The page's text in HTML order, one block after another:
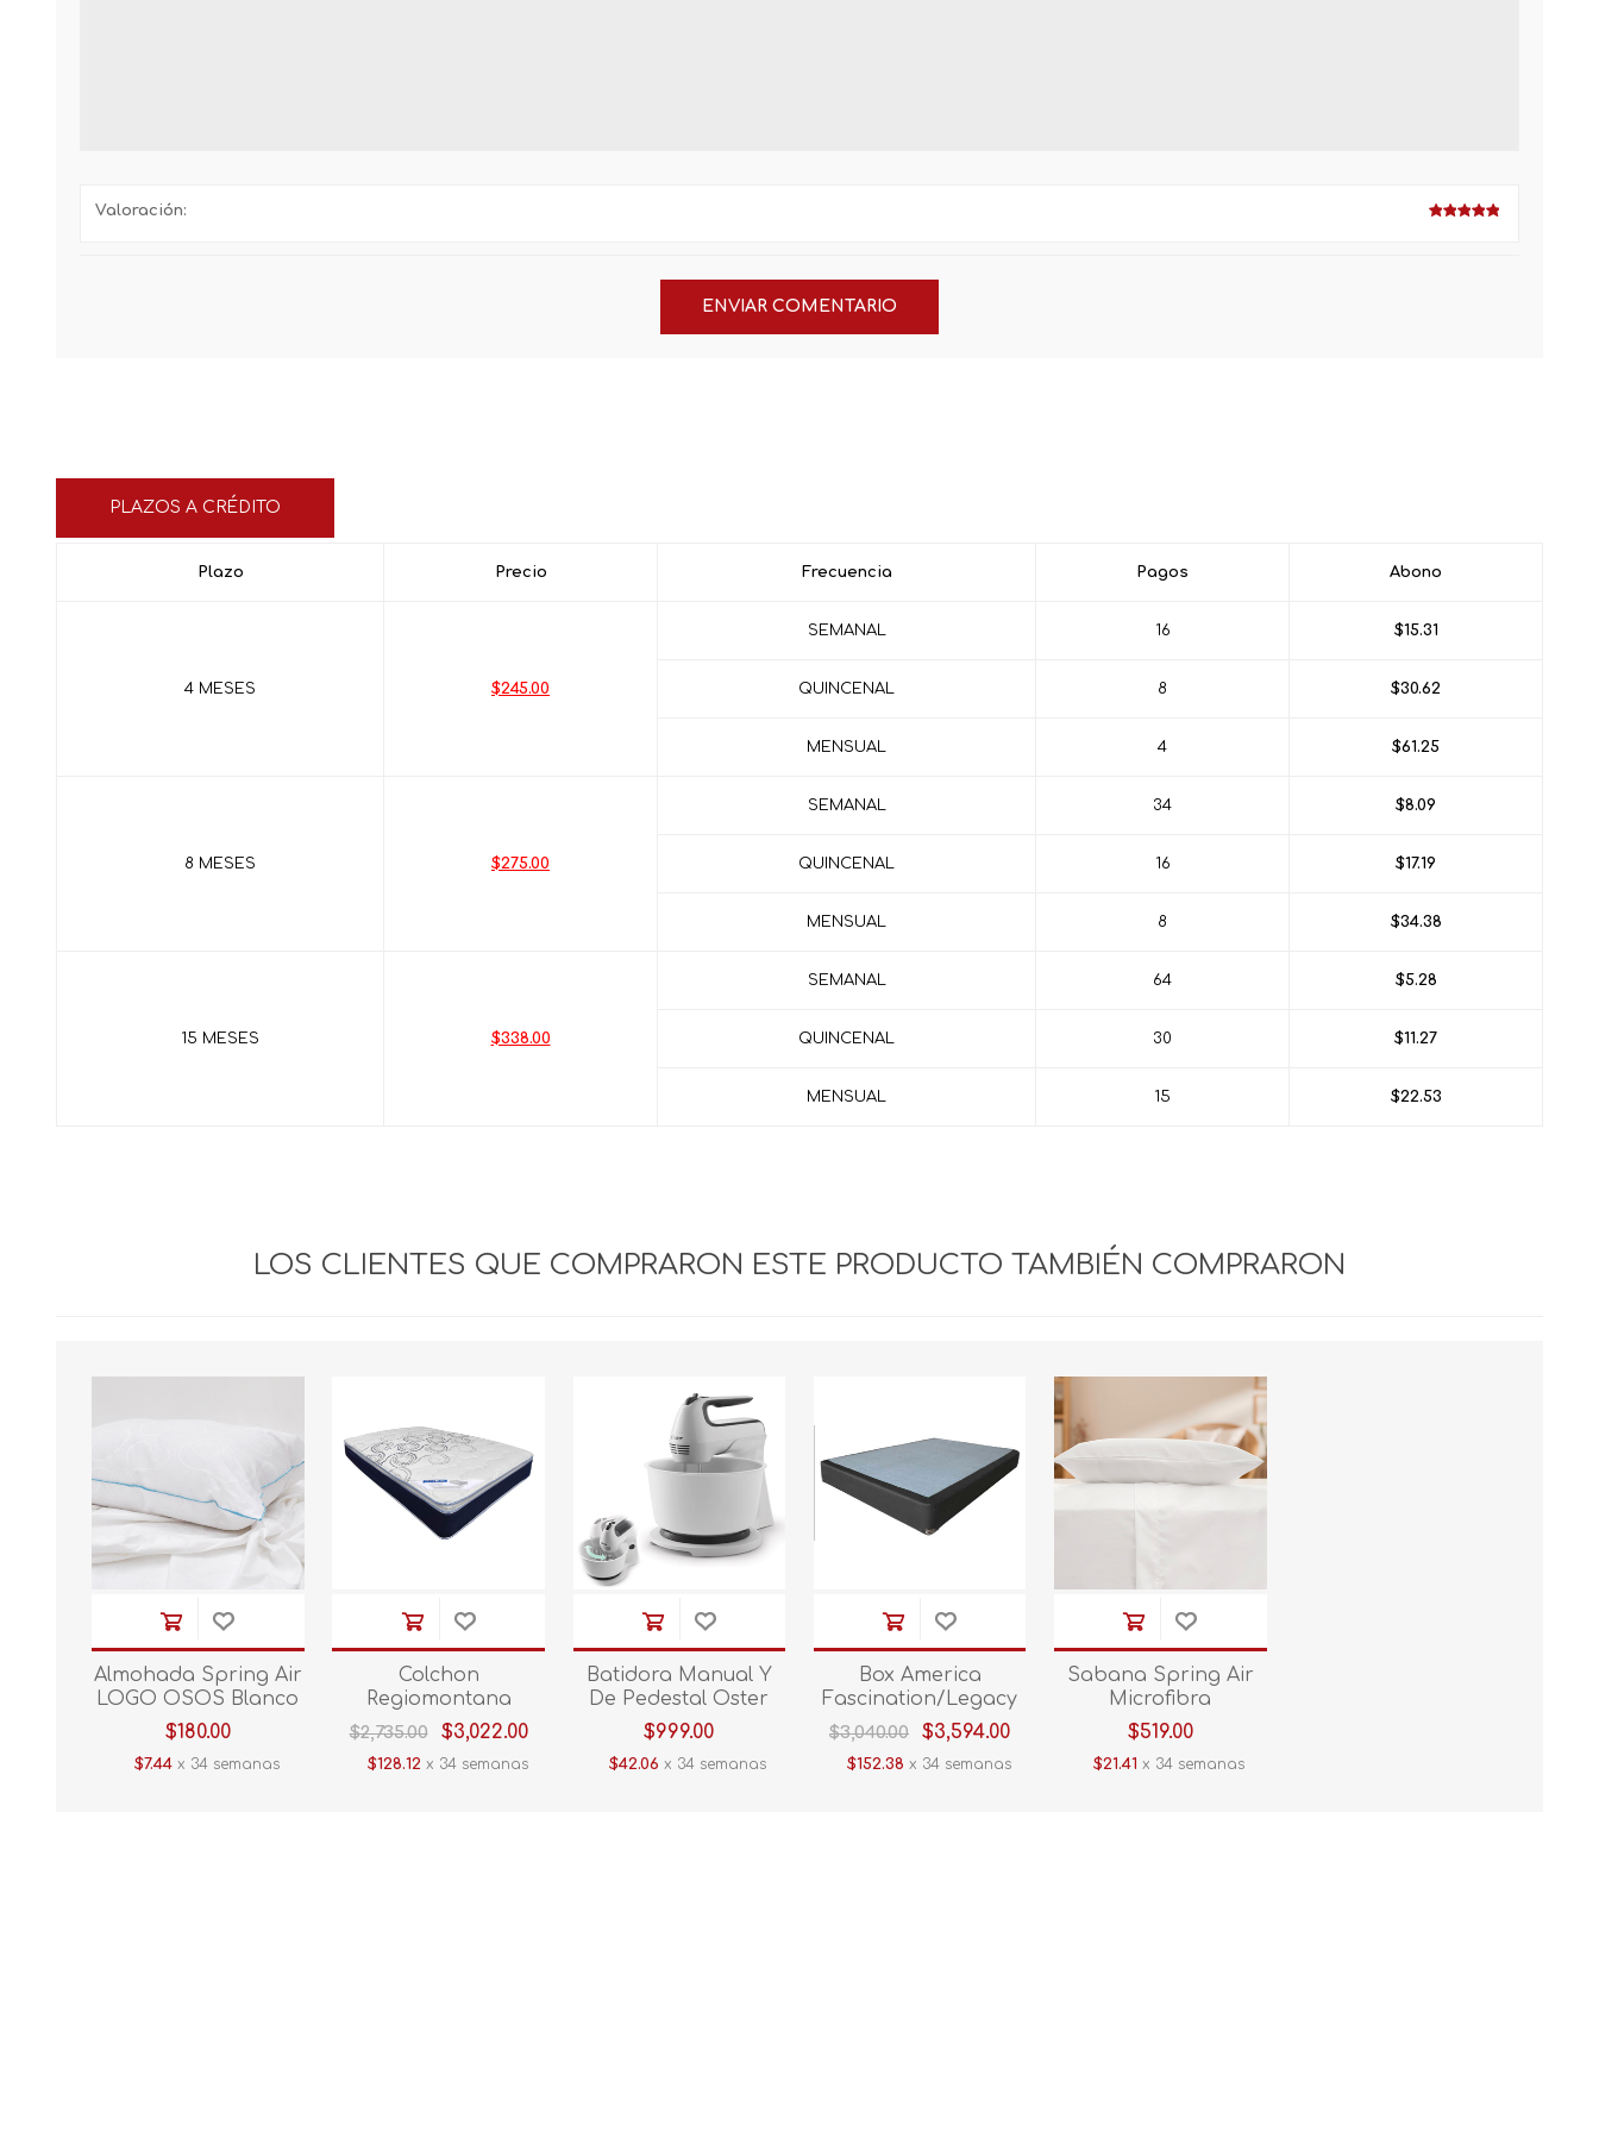
Valoración:
PLAZOS A CRÉDITO
Plazo Precio Frecuencia Pagos Abono
4 MESES $245.00
SEMANAL 16 $15.31
QUINCENAL 8 $30.62
MENSUAL 4 $61.25
8 MESES $275.00
SEMANAL 34 $8.09
QUINCENAL 16 $17.19
MENSUAL 8 $34.38
15 MESES $338.00
SEMANAL 64 $5.28
QUINCENAL 30 $11.27
MENSUAL 15 $22.53
LOS CLIENTES QUE COMPRARON ESTE PRODUCTO TAMBIÉN COMPRARON
Almohada Spring Air
LOGO OSOS Blanco
$180.00
$7.44x 34 semanas
Colchon
Regiomontana
London Matrimonial
$2,735.00 $3,022.00
$128.12x 34 semanas
Batidora Manual Y
De Pedestal Oster
2121774 FPSTHS3610-
$999.00
$42.06 x 34 semanas
Box America
Fascination/Legacy
Matrimonial
$3,040.00 $3,594.00
$152.38 x 34 semanas
Sabana Spring Air
Microfibra
Matrimonial Blanco
$519.00
$21.41 x 34 semanas